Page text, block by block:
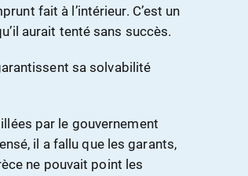
fait à l’intérieur. C’est un
aurait tenté sans succès.
sa solvabilité
par le gouvernement
il a fallu que les garants,
ne pouvait point les